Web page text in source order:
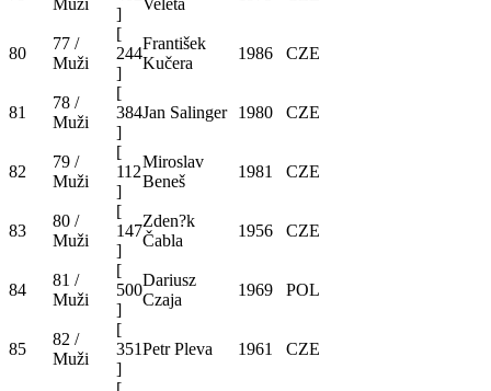
]
80
77 /
Muži
[
244
]
František
Kučera
1986 CZE
81
78 /
Muži
[
384
]
Jan Salinger 1980 CZE
82
79 /
Muži
[
112
]
Miroslav
Beneš
1981 CZE
83
80 /
Muži
[
147
]
Zden?k
Čabla
1956 CZE
84
81 /
Muži
[
500
]
Dariusz
Czaja
1969 POL
85
82 /
Muži
[
351
]
Petr Pleva 1961 CZE